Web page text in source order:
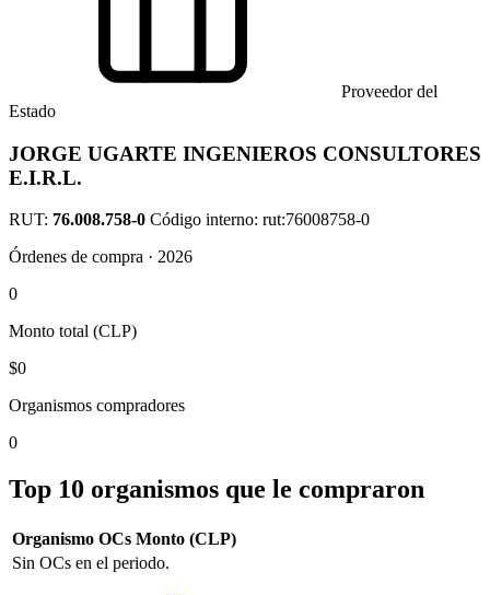
Proveedor del
Estado
JORGE UGARTE INGENIEROS CONSULTORES
E.I.R.L.
RUT: 76.008.758-0 Código interno: rut:76008758-0
Órdenes de compra · 2026
0
Monto total (CLP)
$0
Organismos compradores
0
Top 10 organismos que le compraron
Organismo OCs Monto (CLP)
Sin OCs en el periodo.